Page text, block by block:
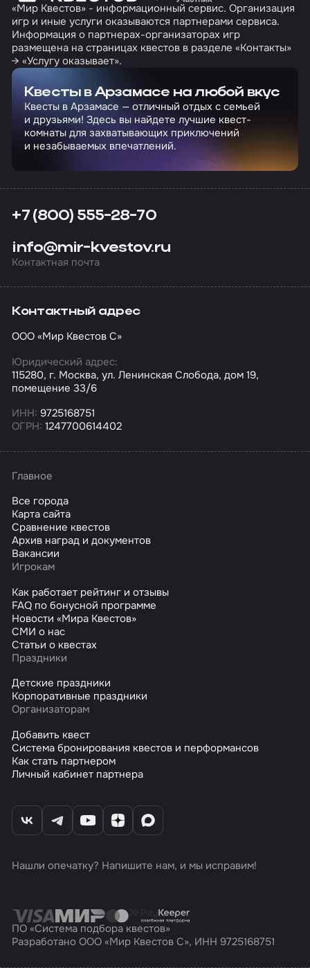
«Мир Квестов» - информационный сервис. Организация
игр и иные услуги оказываются партнерами сервиса.
Информация о партнерах-организаторах игр
размещена на страницах квестов в разделе «Контакты»
→ «Услугу оказывает».
Квесты в Арзамасе на любой вкус
Квесты в Арзамасе — отличный отдых с семьей
и друзьями! Здесь вы найдете лучшие квест-
комнаты для захватывающих приключений
и незабываемых впечатлений.
+7 (800) 555-28-70
info@mir-kvestov.ru
Контактная почта
Контактный адрес
ООО «Мир Квестов С»
Юридический адрес:
115280, г. Москва, ул. Ленинская Слобода, дом 19,
помещение 33/6
ИНН: 9725168751
ОГРН: 1247700614402
Главное
Все города
Карта сайта
Сравнение квестов
Архив наград и документов
Вакансии
Игрокам
Как работает рейтинг и отзывы
FAQ по бонусной программе
Новости «Мира Квестов»
СМИ о нас
Статьи о квестах
Праздники
Детские праздники
Корпоративные праздники
Организаторам
Добавить квест
Система бронирования квестов и перформансов
Как стать партнером
Личный кабинет партнера
Нашли опечатку? Напишите нам, и мы исправим!
ПО «Система подбора квестов»
Разработано ООО «Мир Квестов С», ИНН 9725168751